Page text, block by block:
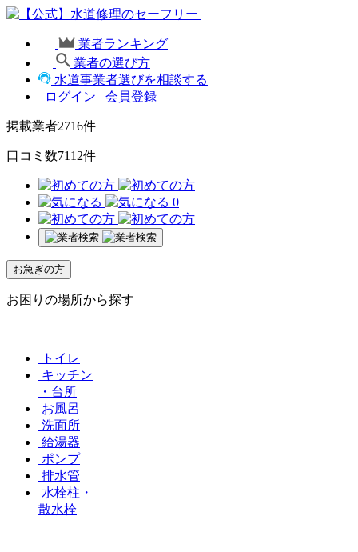
業者ランキング
業者の選び方
水道事業者選びを相談する
ログイン
会員登録
掲載業者2716件
口コミ数7112件
0
お急ぎの方
お困りの場所から探す
トイレ
キッチン
・台所
お風呂
洗面所
給湯器
ポンプ
排水管
水栓柱・
散水栓